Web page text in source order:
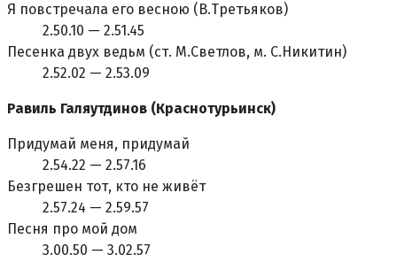
Я повстречала его весною (В.Третьяков)
2.50.10 — 2.51.45
Песенка двух ведьм (ст. М.Светлов, м. С.Hикитин)
2.52.02 — 2.53.09
Равиль Галяутдинов (Краснотурьинск)
Придумай меня, придумай
2.54.22 — 2.57.16
Безгрешен тот, кто не живёт
2.57.24 — 2.59.57
Песня про мой дом
3.00.50 — 3.02.57